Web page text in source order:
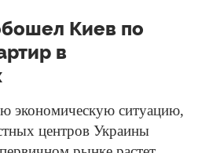
Киев по
в
экономическую ситуацию,
центров Украины